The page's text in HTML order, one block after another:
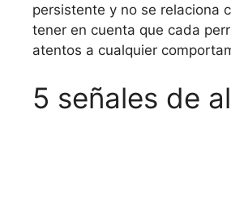
persistente y no se relaciona
tener en cuenta que cada
atentos a cualquier
5 señales de